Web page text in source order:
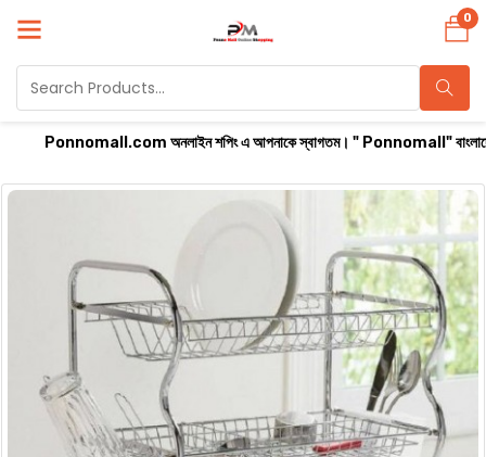
Ponnomall.com অনলাইন শপিং এ আপনাকে স্বাগতম। " Ponnomall" বাংলাদেশের
0